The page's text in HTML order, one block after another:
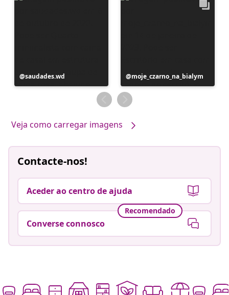
Postagem
publicada
saudades.wd
Postagem
publicada
por
moje_czarno_na_bialym
Veja como carregar imagens
Contacte-nos!
Aceder ao centro de ajuda
Recomendado
Converse connosco